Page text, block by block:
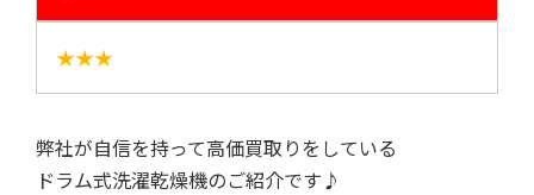
★★★
弊社が自信を持って高価買取りをしている
ドラム式洗濯乾燥機のご紹介です♪